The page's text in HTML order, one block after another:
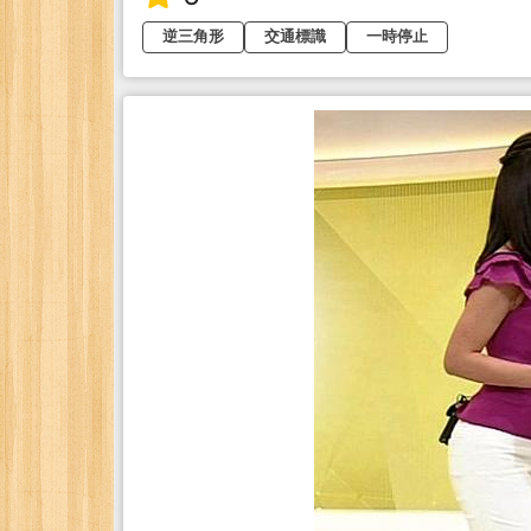
逆三角形 交通標識 一時停止